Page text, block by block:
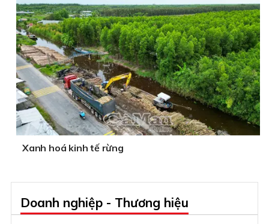
Xanh hoá kinh tế rừng
Doanh nghiệp - Thương hiệu